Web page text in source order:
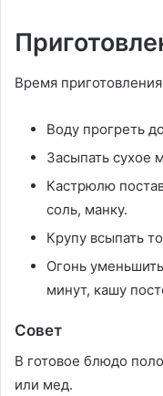
Время
Воду прогреть
Засыпать сухое
Кастрюлю
соль, манку.
Крупу всыпать
Огонь
минут, кашу
Совет
В готовое блюдо
или мед.